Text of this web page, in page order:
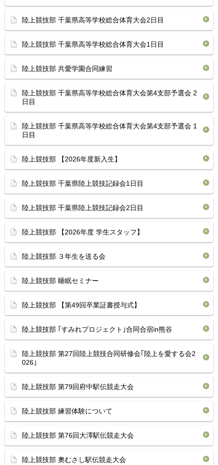
陸上競技部 千葉県高等学校総合体育⁡大会2日目
陸上競技部 千葉県高等学校総合体育⁡大会1日目
陸上競技部 共愛学園合同練習
陸上競技部 千葉県高等学校総合体育⁡大会第4支部予選会 2
日目
陸上競技部 千葉県高等学校総合体育⁡大会第4支部予選会 1
日目
陸上競技部 【2026年度新入生】
陸上競技部 千葉県陸上競技記録会1日目 ⁡
陸上競技部 ⁡千葉県陸上競技記録会2日目 ⁡
陸上競技部 【2026年度 学生スタッフ】
陸上競技部 ３年生を送る会
陸上競技部 睡眠セミナー
陸上競技部 【第49回卒業証書授与式】
陸上競技部 ｢すみれプロジェクト｣合同合宿in熊谷
陸上競技部 第27回陸上競技合同研修会｢陸上を愛する会2
026｣
陸上競技部 第79回府中駅伝競走大会
陸上競技部 練習体験について
陸上競技部 第76回大澤駅伝競走大会
陸上競技部 奧むさし駅伝競走大会